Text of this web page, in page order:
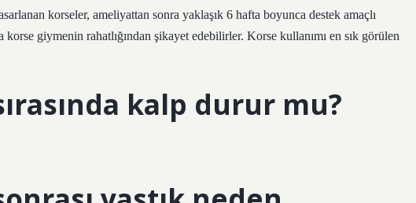
korseler, ameliyattan sonra yaklaşık 6 hafta boyunca destek amaçlı
giymenin rahatlığından şikayet edebilirler. Korse kullanımı en sık görülen
kalp durur mu?